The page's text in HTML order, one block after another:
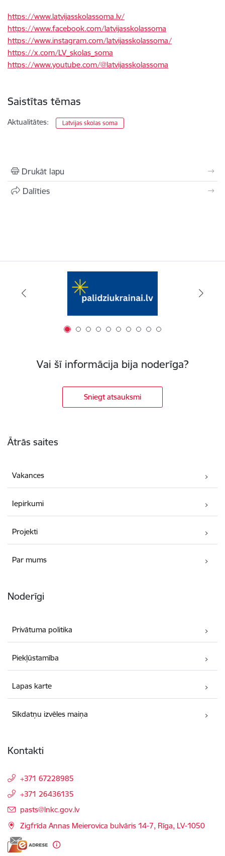
https://www.latvijasskolassoma.lv/
https://www.facebook.com/latvijasskolassoma
https://www.instagram.com/latvijasskolassoma/
https://x.com/LV_skolas_soma
https://www.youtube.com/@latvijasskolassoma
Saistītas tēmas
Aktualitātes: Latvijas skolas soma
Drukāt lapu
Dalīties
Vai šī informācija bija noderīga?
Sniegt atsauksmi
Ātrās saites
Vakances
Iepirkumi
Projekti
Par mums
Noderīgi
Privātuma politika
Piekļūstamība
Lapas karte
Sīkdatņu izvēles maiņa
Kontakti
+371 67228985
+371 26436135
E-pasts:
pasts@lnkc.gov.lv
Zigfrīda Annas Meierovica bulvāris 14-7, Rīga, LV-1050